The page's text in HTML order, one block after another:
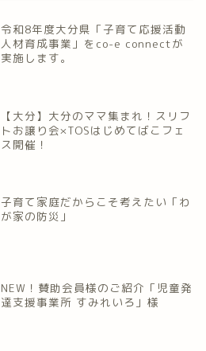
令和8年度大分県「子育て応援活動
人材育成事業」をco-e connectが
実施します。
【大分】大分のママ集まれ！スリフ
トお譲り会×TOSはじめてばこフェ
ス開催！
子育て家庭だからこそ考えたい「わ
が家の防災」
NEW！賛助会員様のご紹介「児童発
達支援事業所 すみれいろ」様